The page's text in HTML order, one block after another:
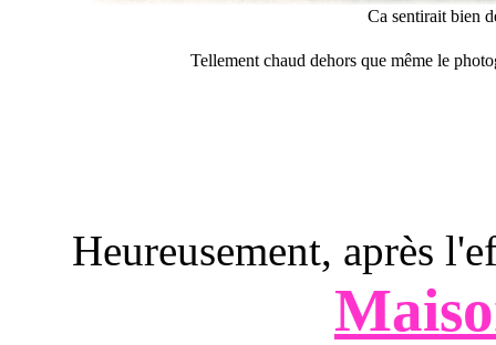
Ca sentirait bien
Tellement chaud dehors que même le
Heureusement, après